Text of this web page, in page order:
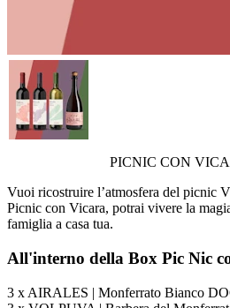
PICNIC CON
Vuoi ricostruire l’atmosfera del picnic
Picnic con Vicara, potrai vivere la
famiglia a casa tua.
All'interno della Box Pic Nic
3 x AIRALES | Monferrato Bianco